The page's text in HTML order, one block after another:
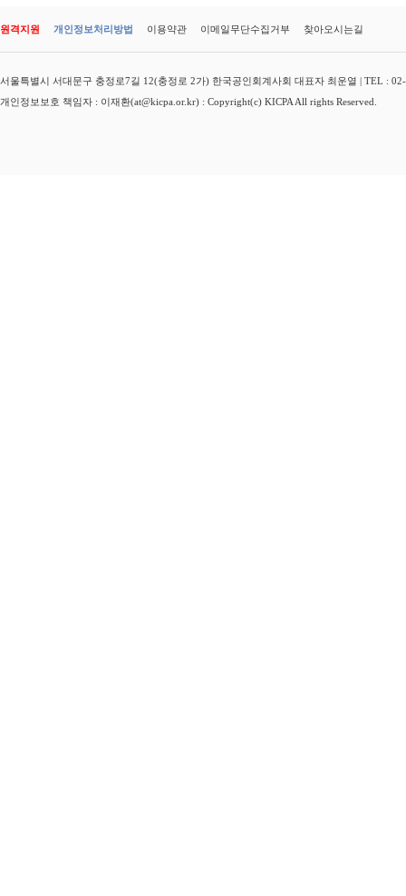
원격지원 개인정보처리방법 이용약관 이메일무단수집거부 찾아오시는길
서울특별시 서대문구 충정로7길 12(충정로 2가) 한국공인회계사회 대표자 최운열 | TEL :
개인정보보호 책임자 : 이재환(at@kicpa.or.kr) : Copyright(c) KICPA All rights Reserved.